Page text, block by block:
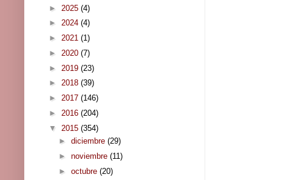
► 2025 (4)
► 2024 (4)
► 2021 (1)
► 2020 (7)
► 2019 (23)
► 2018 (39)
► 2017 (146)
► 2016 (204)
▼ 2015 (354)
► diciembre (29)
► noviembre (11)
► octubre (20)